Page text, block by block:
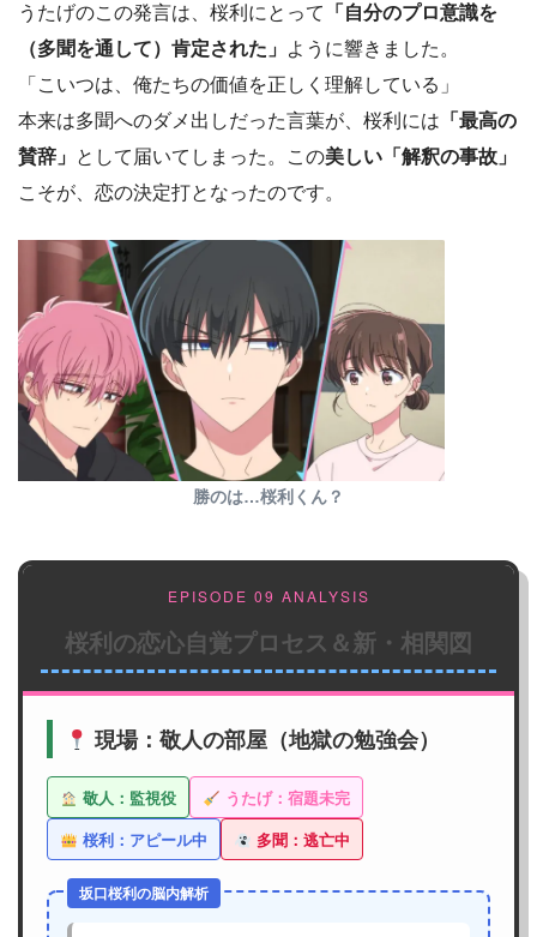
うたげのこの発言は、桜利にとって
「自分のプロ意識を
（多聞を通して）肯定された」 ように響きました。
「こいつは、俺たちの価値を正しく理解している」
本来は多聞へのダメ出しだった言葉が、桜利には 「最高の
賛辞」 として届いてしまった。この美しい「解釈の事故」
こそが、恋の決定打となったのです。
勝のは…桜利くん？
EPISODE 09 ANALYSIS
桜利の恋心自覚プロセス＆新・相関図
現場：敬人の部屋（地獄の勉強会）
敬人：監視役
うたげ：宿題未完
桜利：アピール中
多聞：逃亡中
坂口桜利の脳内解析